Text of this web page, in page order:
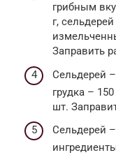
грибным
г,
Заправить
Сельдерей –
грудка –
шт.
Сельдерей